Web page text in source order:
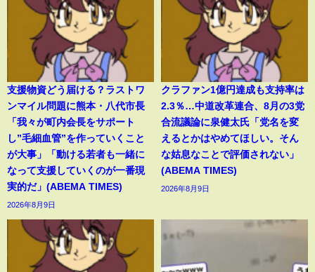
支援物資どう届ける？ラストワ
ンマイル問題に熊本・八代市長
「我々が町内会長をサポート
し”毛細血管”を作っていくこと
が大事」「動ける若者も一緒に
なって支援していくのが一番現
実的だ」(ABEMA TIMES)
2026年8月9日
クラファン1億円達成も支持率は
2.3％…中道改革連合、8月の3党
合流議論に泉健太氏「党名を変
えるとかはやめてほしい。そん
な姑息なことで評価されない」
(ABEMA TIMES)
2026年8月9日